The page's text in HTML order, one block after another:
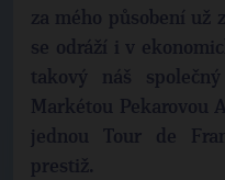
za mého působení už
se odráží i v
takový náš
Markétou Pekarovou
jednou Tour de
prestiž.